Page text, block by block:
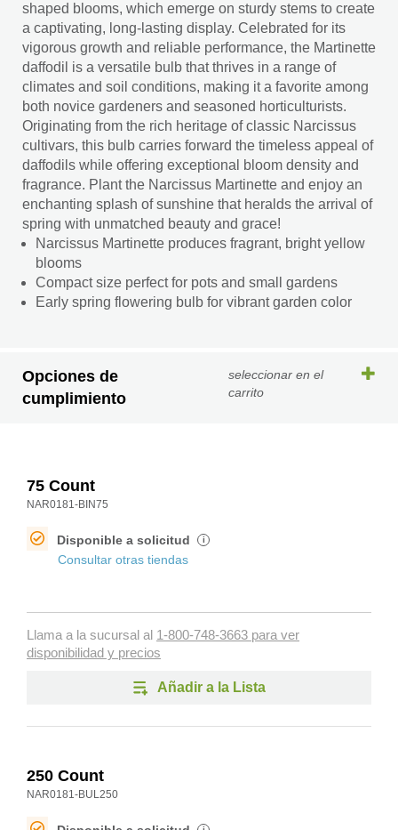
shaped blooms, which emerge on sturdy stems to create
a captivating, long-lasting display. Celebrated for its
vigorous growth and reliable performance, the Martinette
daffodil is a versatile bulb that thrives in a range of
climates and soil conditions, making it a favorite among
both novice gardeners and seasoned horticulturists.
Originating from the rich heritage of classic Narcissus
cultivars, this bulb carries forward the timeless appeal of
daffodils while offering exceptional bloom density and
fragrance. Plant the Narcissus Martinette and enjoy an
enchanting splash of sunshine that heralds the arrival of
spring with unmatched beauty and grace!
Narcissus Martinette produces fragrant, bright yellow
blooms
Compact size perfect for pots and small gardens
Early spring flowering bulb for vibrant garden color
Opciones de
cumplimiento
seleccionar en el
carrito
75 Count
NAR0181-BIN75
Disponible a solicitud i
Consultar otras tiendas
Llama a la sucursal al 1-800-748-3663 para ver
disponibilidad y precios
Añadir a la Lista
250 Count
NAR0181-BUL250